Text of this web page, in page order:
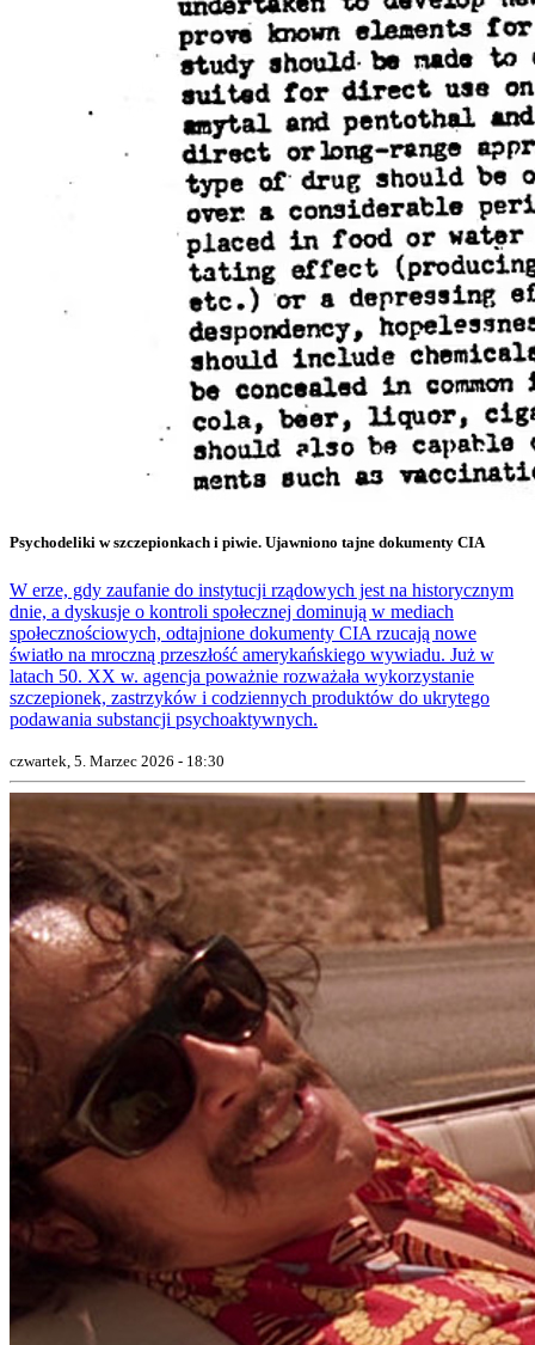
Psychodeliki w szczepionkach i piwie. Ujawniono tajne dokumenty CIA
W erze, gdy zaufanie do instytucji rządowych jest na historycznym
dnie, a dyskusje o kontroli społecznej dominują w mediach
społecznościowych, odtajnione dokumenty CIA rzucają nowe
światło na mroczną przeszłość amerykańskiego wywiadu. Już w
latach 50. XX w. agencja poważnie rozważała wykorzystanie
szczepionek, zastrzyków i codziennych produktów do ukrytego
podawania substancji psychoaktywnych.
czwartek, 5. Marzec 2026 - 18:30